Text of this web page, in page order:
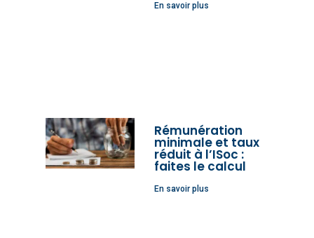
En savoir plus
Rémunération
minimale et taux
réduit à l’ISoc :
faites le calcul
En savoir plus